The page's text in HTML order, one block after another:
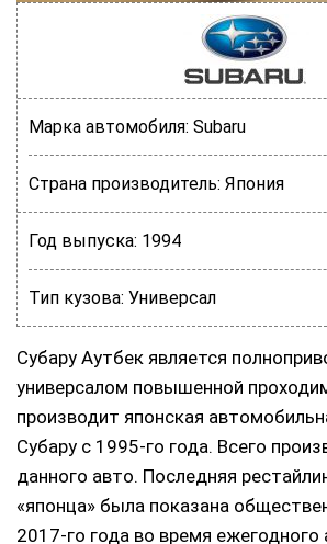
Марка автомобиля: Subaru
Страна производитель: Япония
Год выпуска: 1994
Тип кузова: Универсал
Субару Аутбек является
универсалом повышенной
производит японская
Субару с 1995-го года. Всего
данного авто. Последняя
«японца» была показана
2017-го года во время